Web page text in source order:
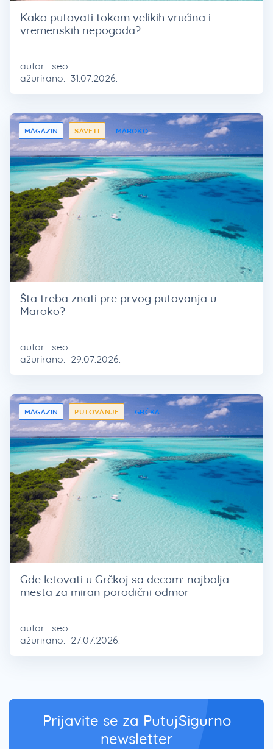
Kako putovati tokom velikih vrućina i
vremenskih nepogoda?
autor: seo
ažurirano: 31.07.2026.
MAGAZIN SAVETI MAROKO
Šta treba znati pre prvog putovanja u
Maroko?
autor: seo
ažurirano: 29.07.2026.
MAGAZIN PUTOVANJE GRČKA
Gde letovati u Grčkoj sa decom: najbolja
mesta za miran porodični odmor
autor: seo
ažurirano: 27.07.2026.
Prijavite se za PutujSigurno
newsletter